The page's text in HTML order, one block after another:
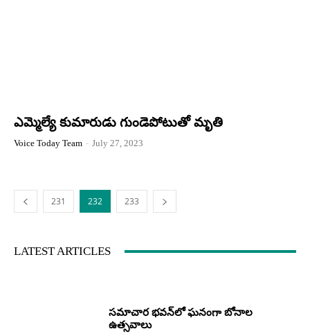
ఎమ్మెల్యే కుమారుడు గుండెపోటుతో మృతి
Voice Today Team - July 27, 2023
231 232 233
LATEST ARTICLES
సమాచార భవన్‌లో ఘనంగా బోనాల
ఉత్సవాలు